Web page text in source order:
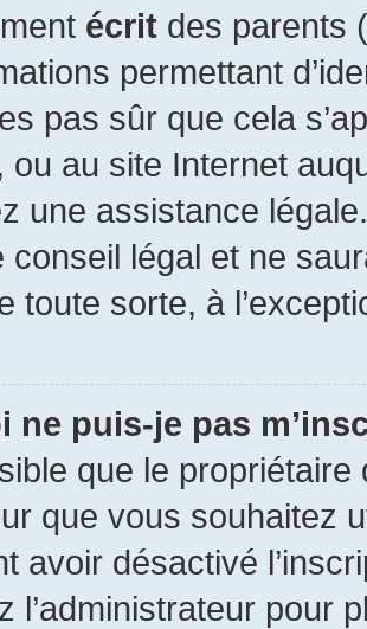
écrit des parents
permettant
pas sûr que cela
ou au site Internet
une assistance
conseil légal et ne
toute sorte, à
ne puis-je pas
que le
que vous souhaitez
avoir désactivé
l’administrateur pour